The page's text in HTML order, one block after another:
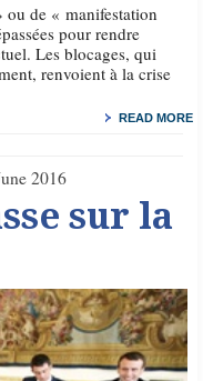
de « manifestation
pour rendre
Les blocages, qui
renvoient à la crise
READ MORE
2016
sur la